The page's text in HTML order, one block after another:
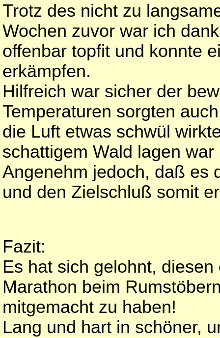
Trotz des nicht zu
Wochen zuvor war ich
offenbar topfit und konnte
erkämpfen.
Hilfreich war sicher der
Temperaturen sorgten
die Luft etwas schwül
schattigem Wald lagen
Angenehm jedoch, daß es
und den Zielschluß somit
Fazit:
Es hat sich gelohnt,
Marathon beim
mitgemacht zu haben!
Lang und hart in schöner,